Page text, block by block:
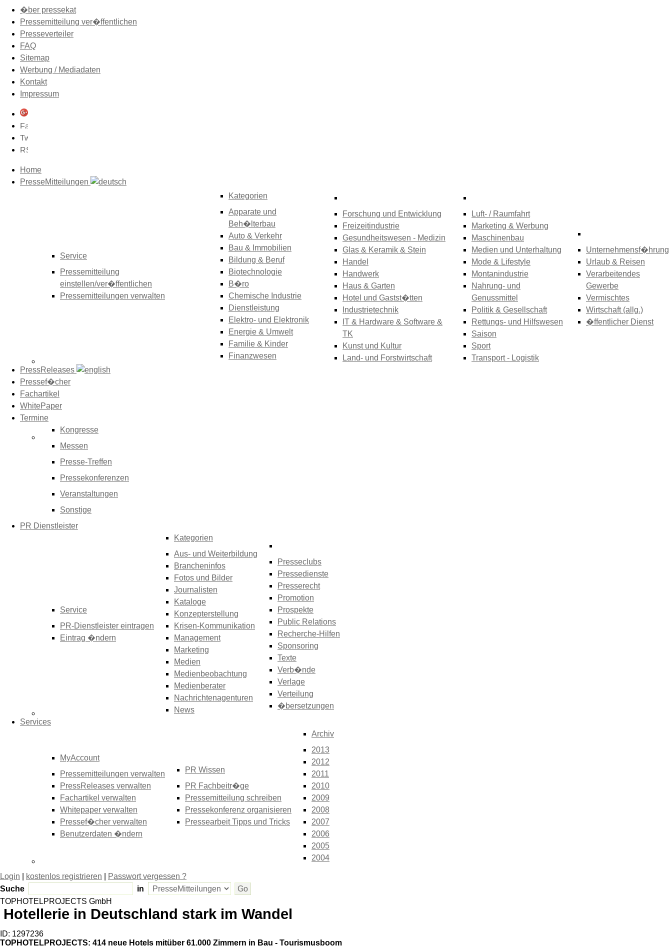
�ber pressekat
Pressemitteilung ver�ffentlichen
Presseverteiler
FAQ
Sitemap
Werbung / Mediadaten
Kontakt
Impressum
Home
PresseMitteilungen
Service
Pressemitteilung
einstellen/ver�ffentlichen
Pressemitteilungen verwalten
Kategorien
Apparate und
Beh�lterbau
Auto & Verkehr
Bau & Immobilien
Bildung & Beruf
Biotechnologie
B�ro
Chemische Industrie
Dienstleistung
Elektro- und Elektronik
Energie & Umwelt
Familie & Kinder
Finanzwesen
Forschung und Entwicklung
Freizeitindustrie
Gesundheitswesen - Medizin
Glas & Keramik & Stein
Handel
Handwerk
Haus & Garten
Hotel und Gastst�tten
Industrietechnik
IT & Hardware & Software &
TK
Kunst und Kultur
Land- und Forstwirtschaft
Luft- / Raumfahrt
Marketing & Werbung
Maschinenbau
Medien und Unterhaltung
Mode & Lifestyle
Montanindustrie
Nahrung- und
Genussmittel
Politik & Gesellschaft
Rettungs- und Hilfswesen
Saison
Sport
Transport - Logistik
Unternehmensf�hrung
Urlaub & Reisen
Verarbeitendes
Gewerbe
Vermischtes
Wirtschaft (allg.)
�ffentlicher Dienst
PressReleases
Pressef�cher
Fachartikel
WhitePaper
Termine
Kongresse
Messen
Presse-Treffen
Pressekonferenzen
Veranstaltungen
Sonstige
PR Dienstleister
Service
PR-Dienstleister eintragen
Eintrag �ndern
Kategorien
Aus- und Weiterbildung
Brancheninfos
Fotos und Bilder
Journalisten
Kataloge
Konzepterstellung
Krisen-Kommunikation
Management
Marketing
Medien
Medienbeobachtung
Medienberater
Nachrichtenagenturen
News
Presseclubs
Pressedienste
Presserecht
Promotion
Prospekte
Public Relations
Recherche-Hilfen
Sponsoring
Texte
Verb�nde
Verlage
Verteilung
�bersetzungen
Services
MyAccount
Pressemitteilungen verwalten
PressReleases verwalten
Fachartikel verwalten
Whitepaper verwalten
Pressef�cher verwalten
Benutzerdaten �ndern
PR Wissen
PR Fachbeitr�ge
Pressemitteilung schreiben
Pressekonferenz organisieren
Pressearbeit Tipps und Tricks
Archiv
2013
2012
2011
2010
2009
2008
2007
2006
2005
2004
Login kostenlos registrieren
Passwort vergessen ?
Suche
in
TOPHOTELPROJECTS GmbH
Hotellerie in Deutschland stark im Wandel
ID: 1297236
TOPHOTELPROJECTS: 414 neue Hotels mitüber 61.000 Zimmern in Bau - Tourismusboom